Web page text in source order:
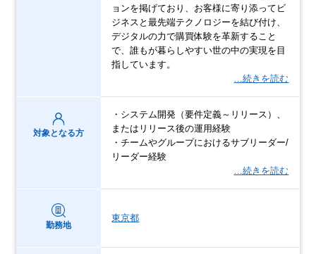
ョンを掲げており、お客様に寄り添ってビ
ジネスと最先端テクノロジーを結び付け、
デジタルの力で購買体験を革新すること
で、誰もが暮らしやすい世の中の実現を目
指しています。
…続きを読む
対象となる方
・システム開発（要件定義～リリース）、
またはリリース後の運用経験
・チームやグループにおけるサブリーダー/
リーダー経験
…続きを読む
勤務地
東京都